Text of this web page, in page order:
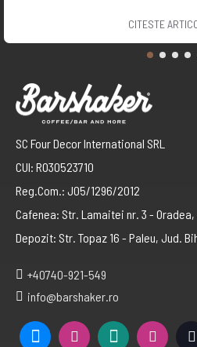
CITESTE
SC Four Decor International SRL
CUI: RO30523710
Reg.Com.: J05/1296/2012
Cafenea: Str. Lamaitei nr. 3 -
Depozit: Str. Topaz 16 - Paleu, Jud.
+40740-921-549
info@barshaker.ro